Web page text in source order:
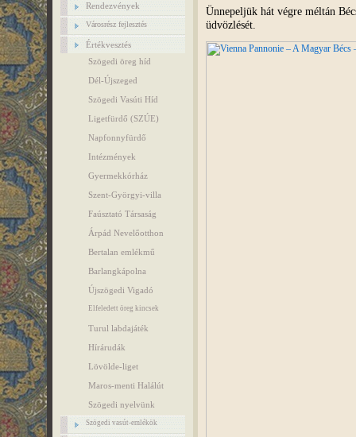
Rendezvények
Városrész fejlesztés
Értékvesztés
Szögedi öreg híd
Dél-Újszeged
Szögedi Vasúti Híd
Ligetfürdő (SZÚE)
Napfonnyfürdő
Intézmények
Gyermekkórház
Szent-Györgyi-villa
Faúsztató Társaság
Árpád Nevelőotthon
Bertalan emlékmű
Barlangkápolna
Újszögedi Vigadó
Elfeledett öreg kincsek
Turul labdajáték
Hírárudák
Lövölde-liget
Maros-menti Halálút
Szögedi nyelvünk
Szögedi vasút-emlékök
Ünnepeljük hát végre méltán
üdvözlését.